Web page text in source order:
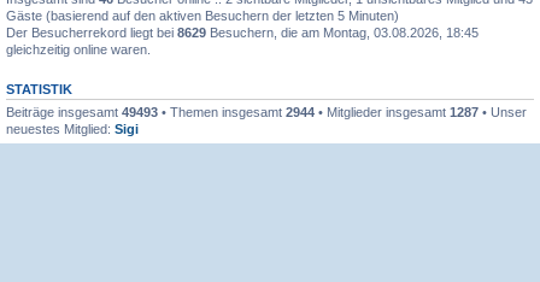
Gäste (basierend auf den aktiven Besuchern der letzten 5 Minuten)
Der Besucherrekord liegt bei 8629 Besuchern, die am Montag, 03.08.2026, 18:45
gleichzeitig online waren.
STATISTIK
Beiträge insgesamt 49493 • Themen insgesamt 2944 • Mitglieder insgesamt 1287 • Unser
neuestes Mitglied: Sigi